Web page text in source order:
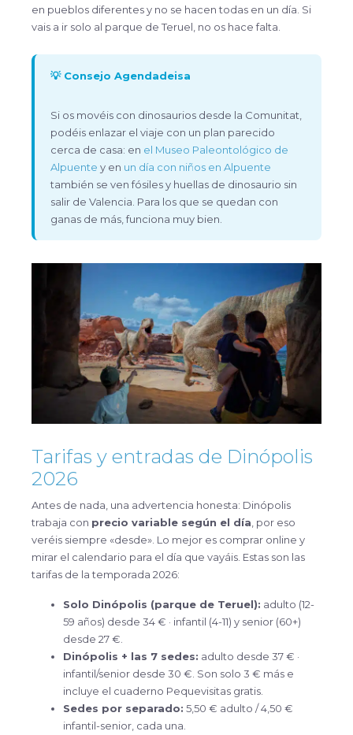
en pueblos diferentes y no se hacen todas en un día. Si
vais a ir solo al parque de Teruel, no os hace falta.
💡 Consejo Agendadeisa
Si os movéis con dinosaurios desde la Comunitat,
podéis enlazar el viaje con un plan parecido
cerca de casa: en el Museo Paleontológico de
Alpuente y en un día con niños en Alpuente
también se ven fósiles y huellas de dinosaurio sin
salir de Valencia. Para los que se quedan con
ganas de más, funciona muy bien.
Tarifas y entradas de Dinópolis
2026
Antes de nada, una advertencia honesta: Dinópolis
trabaja con precio variable según el día , por eso
veréis siempre «desde». Lo mejor es comprar online y
mirar el calendario para el día que vayáis. Estas son las
tarifas de la temporada 2026:
Solo Dinópolis (parque de Teruel): adulto (12-
59 años) desde 34 € · infantil (4-11) y senior (60+)
desde 27 €.
Dinópolis + las 7 sedes: adulto desde 37 € ·
infantil/senior desde 30 €. Son solo 3 € más e
incluye el cuaderno Pequevisitas gratis.
Sedes por separado: 5,50 € adulto / 4,50 €
infantil-senior, cada una.